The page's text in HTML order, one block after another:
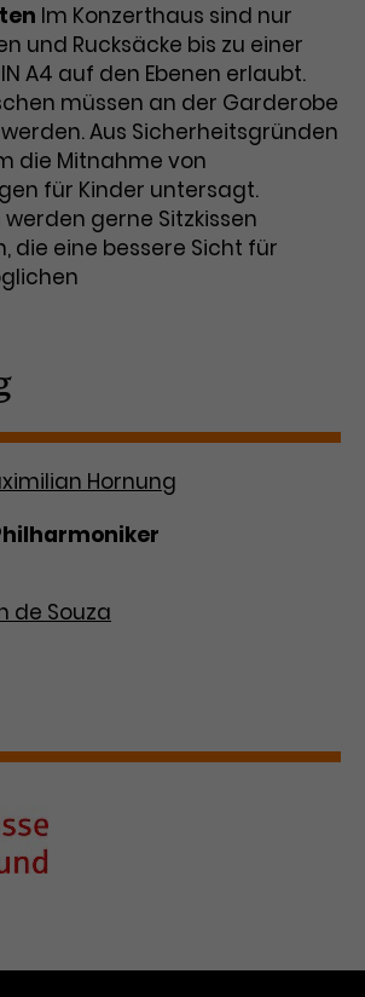
Im Konzerthaus sind nur
und Rucksäcke bis zu einer
A4 auf den Ebenen erlaubt.
müssen an der Garderobe
Aus Sicherheitsgründen
die Mitnahme von
für Kinder untersagt.
gerne Sitzkissen
die eine bessere Sicht für
Hornung
de Souza